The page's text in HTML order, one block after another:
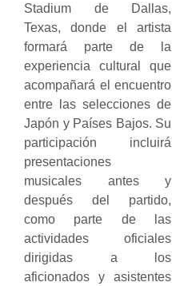
Stadium de Dallas,
Texas, donde el artista
formará parte de la
experiencia cultural que
acompañará el encuentro
entre las selecciones de
Japón y Países Bajos. Su
participación incluirá
presentaciones
musicales antes y
después del partido,
como parte de las
actividades oficiales
dirigidas a los
aficionados y asistentes